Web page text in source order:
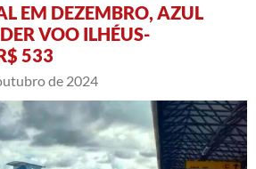
EM DEZEMBRO, AZUL
VOO ILHÉUS-
533
de 2024